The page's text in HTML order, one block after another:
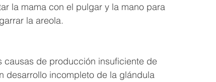
la mama con el pulgar y la mano para
la areola.
causas de producción insuficiente de
desarrollo incompleto de la glándula